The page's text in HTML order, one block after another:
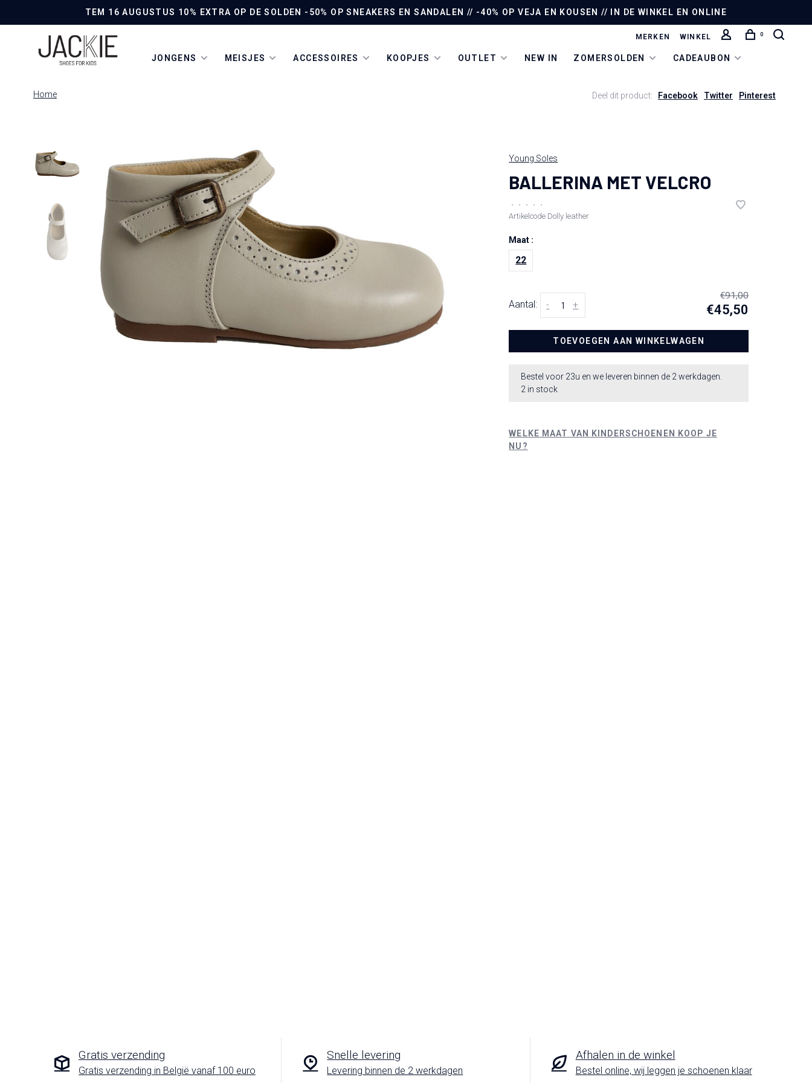
TEM 16 AUGUSTUS 10% EXTRA OP DE SOLDEN -50% OP SNEAKERS EN SANDALEN // -40% OP VEJA EN KOUSEN // IN DE WINKEL EN ONLINE
JONGENS MEISJES ACCESSOIRES KOOPJES OUTLET NEW IN ZOMERSOLDEN CADEAUBON
MERKEN WINKEL 0
Home Deel dit product: Facebook Twitter Pinterest
Young Soles
BALLERINA MET VELCRO
• • • •
•
Artikelcode Dolly leather
Maat :
22
Aantal: +
-
€91,00
€45,50
TOEVOEGEN AAN WINKELWAGEN
Bestel voor 23u en we leveren binnen de 2 werkdagen.
2 in stock
WELKE MAAT VAN KINDERSCHOENEN KOOP JE
NU?
Gratis verzending
Gratis verzending in België vanaf 100 euro
Snelle levering
Levering binnen de 2 werkdagen
Afhalen in de winkel
Bestel online, wij leggen je schoenen klaar